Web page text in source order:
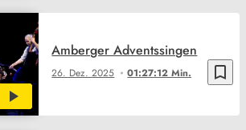
bookmark_border
26. Dez. 2025 01:27:12 Min.
Amberger Adventssingen